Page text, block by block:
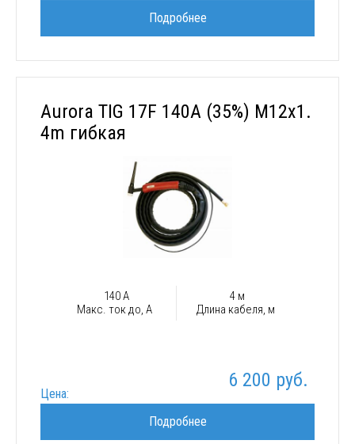
Подробнее
Aurora TIG 17F 140A (35%) M12x1.
4m гибкая
140 А
Макс. ток до, А
4 м
Длина кабеля, м
Цена:
6 200 руб.
Подробнее